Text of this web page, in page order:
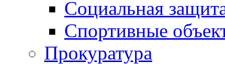
Социальная
Спортивные
Прокуратура